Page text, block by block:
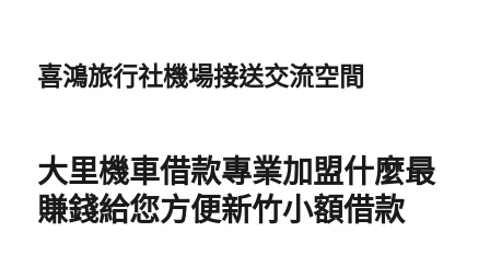
喜鴻旅行社機場接送交流空間
大里機車借款專業加盟什麼最
賺錢給您方便新竹小額借款